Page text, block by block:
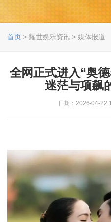
首页 > 耀世娱乐资讯 > 媒体报道
全网正式进入“奥
迷茫与项飙
日期：2026-04-22